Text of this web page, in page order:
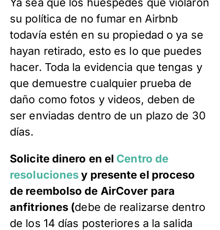
su política de no fumar en Airbnb
todavía estén en su propiedad o ya se
hayan retirado, esto es lo que puedes
hacer. Toda la evidencia que tengas y
que demuestre cualquier prueba de
daño como fotos y videos, deben de
ser enviadas dentro de un plazo de 30
días.
Solicite dinero en el Centro de
resolucionesy presente el proceso
de reembolso de AirCover para
anfitriones (debe de realizarse dentro
de los 14 días posteriores a la salida